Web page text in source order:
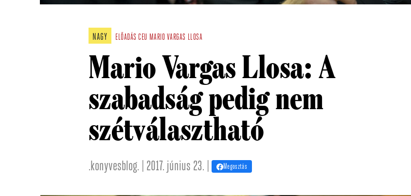
NAGY ELŐADÁS CEU MARIO VARGAS LLOSA
Mario Vargas Llosa: A
szabadság pedig nem
szétválasztható
.konyvesblog. | 2017. június 23. | Megosztás